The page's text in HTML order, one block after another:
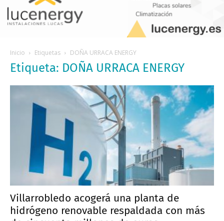
Inicio Etiquetas DOÑA URRACA ENERGY
Etiqueta: DOÑA URRACA ENERGY
Villarrobledo acogerá una planta de
hidrógeno renovable respaldada con más